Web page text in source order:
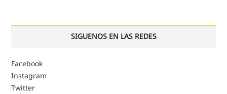
SIGUENOS EN LAS REDES
Facebook
Instagram
Twitter